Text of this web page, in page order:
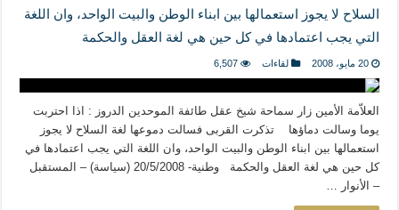
السلاح لا يجوز استعمالها بين ابناء الوطن والبيت الواحد، وان اللغة
التي يجب اعتمادها في كل حين هي لغة العقل والحكمة
20 مايو، 2008 لقاءات 6,507
العلاّمة الأمين زار سماحة شيخ عقل طائفة الموحدين الدروز : اذا احتربت
يوما وسالت دماؤها تذكرت القربى فسالت دموعها لغة السلاح لا يجوز
استعمالها بين ابناء الوطن والبيت الواحد، وان اللغة التي يجب اعتمادها في
كل حين هي لغة العقل والحكمة وطنية- 20/5/2008 (سياسة) – المستقبل
– الأنوار …